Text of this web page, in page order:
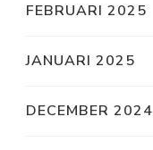
FEBRUARI 2025
JANUARI 2025
DECEMBER 2024